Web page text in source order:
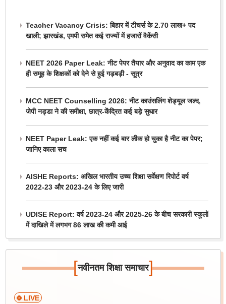
Teacher Vacancy Crisis: बिहार में टीचर्स के 2.70 लाख+ पद
खाली; झारखंड, एमपी समेत कई राज्यों में हजारों वैकेंसी
NEET 2026 Paper Leak: नीट पेपर तैयार और अनुवाद का काम एक
ही समूह के शिक्षकों को देने से हुई गड़बड़ी - सूत्र
MCC NEET Counselling 2026: नीट काउंसलिंग शेड्यूल जल्द,
जेपी नड्डा ने की समीक्षा, छात्र-केंद्रित कई बड़े सुधार
NEET Paper Leak: एक नहीं कई बार लीक हो चुका है नीट का पेपर;
जानिए काला सच
AISHE Reports: अखिल भारतीय उच्च शिक्षा सर्वेक्षण रिपोर्ट वर्ष
2022-23 और 2023-24 के लिए जारी
UDISE Report: वर्ष 2023-24 और 2025-26 के बीच सरकारी स्कूलों
में दाखिले में लगभग 86 लाख की कमी आई
[नवीनतम शिक्षा समाचार]
LIVE